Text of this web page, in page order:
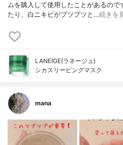
ムを購入して使用したことがあるので
たり、白ニキビがプツプツと…続きを
LANEIGE(ラネージュ)
シカスリーピングマスク
mana